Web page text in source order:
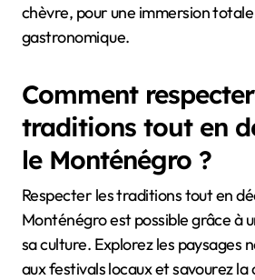
chèvre, pour une immersion
gastronomique.
Comment
traditions tout en
le Monténégro ?
Respecter les traditions tout en
Monténégro est possible grâce à
sa culture. Explorez les paysages
aux festivals locaux et savourez la